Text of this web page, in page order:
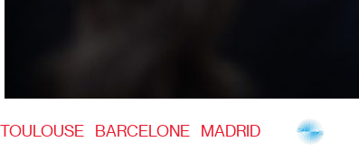
TOULOUSE BARCELONE MADRID